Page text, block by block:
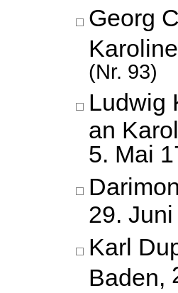
Georg
(Nr. 93)
Ludwig
an
5. Mai
29.
Karl
Baden,